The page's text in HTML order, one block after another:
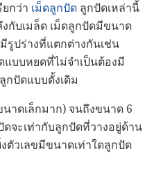
กว่า เม็ดลูกปัด ลูกปัดเหล่านี้
กับเมล็ด เม็ดลูกปัดมีขนาด
รูปร่างที่แตกต่างกันเช่น
แบบหยดที่ไม่จำเป็นต้องมี
กปัดแบบดั้งเดิม
าดเล็กมาก) จนถึงขนาด 6
จะเท่ากับลูกปัดที่วางอยู่ด้าน
ตัวเลขมีขนาดเท่าใดลูกปัด